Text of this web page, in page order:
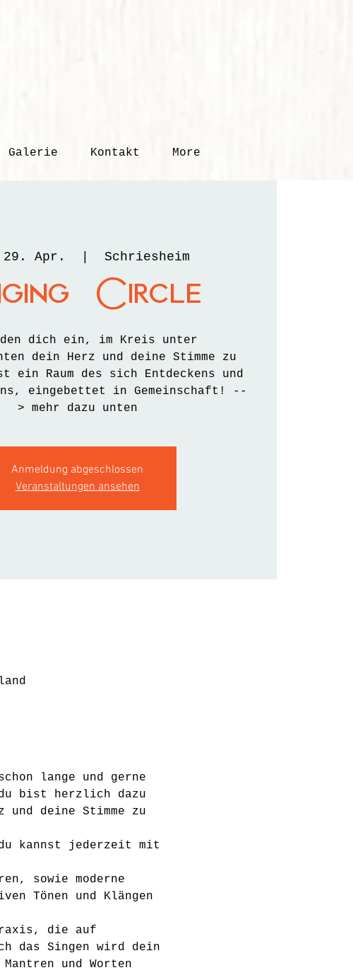
Galerie Kontakt More
Apr.
  |
Schriesheim
Circle
dich ein, im Kreis unter
dein Herz und deine Stimme zu
ein Raum des sich Entdeckens und
eingebettet in Gemeinschaft! --
> mehr dazu unten
Anmeldung abgeschlossen
Veranstaltungen ansehen
lange und gerne
bist herzlich dazu
deine Stimme zu
du kannst jederzeit mit
sowie moderne
Tönen und Klängen
die auf
das Singen wird dein
und Worten